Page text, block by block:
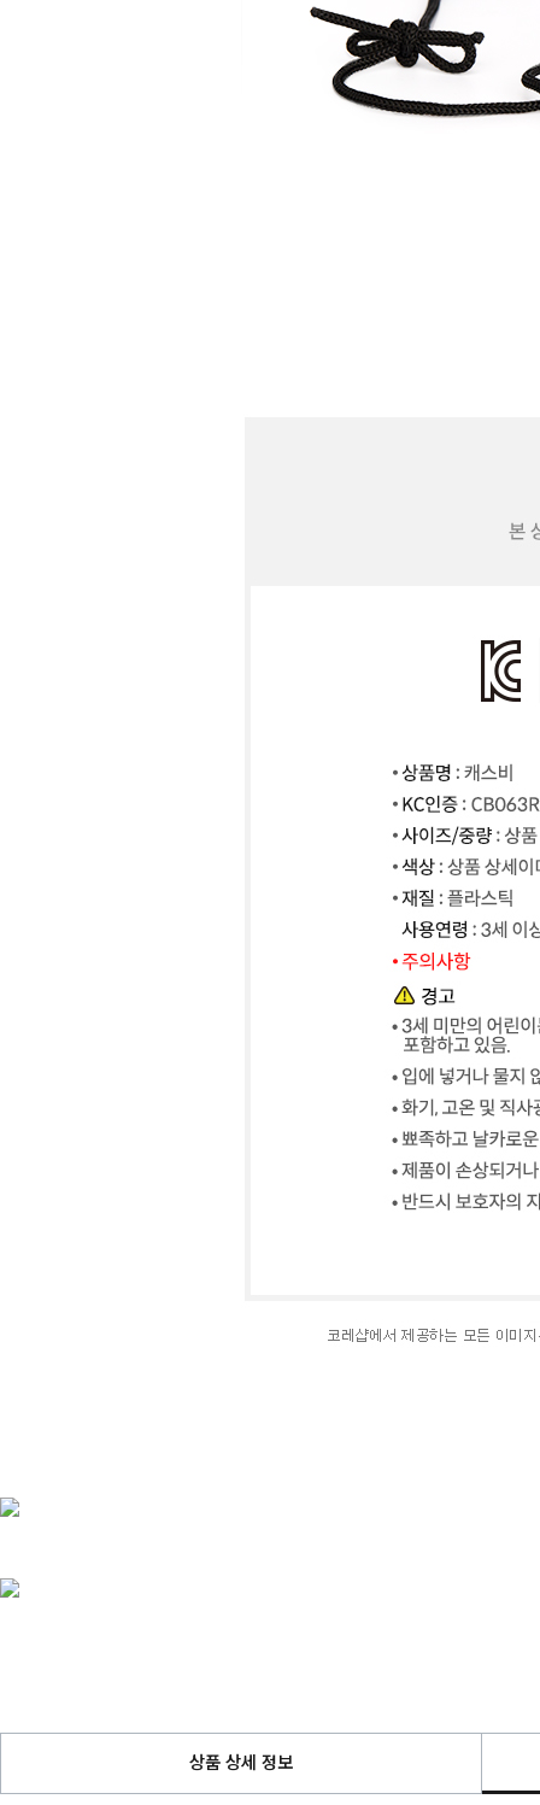
상품 상세 정보